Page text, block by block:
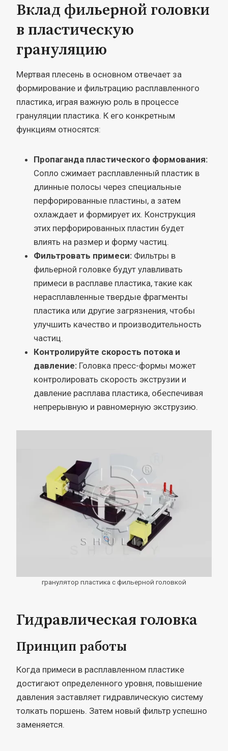
Вклад фильерной головки
в пластическую
грануляцию
Мертвая плесень в основном отвечает за
формирование и фильтрацию расплавленного
пластика, играя важную роль в процессе
грануляции пластика. К его конкретным
функциям относятся:
Пропаганда пластического формования:
Сопло сжимает расплавленный пластик в
длинные полосы через специальные
перфорированные пластины, а затем
охлаждает и формирует их. Конструкция
этих перфорированных пластин будет
влиять на размер и форму частиц.
Фильтровать примеси: Фильтры в
фильерной головке будут улавливать
примеси в расплаве пластика, такие как
нерасплавленные твердые фрагменты
пластика или другие загрязнения, чтобы
улучшить качество и производительность
частиц.
Контролируйте скорость потока и
давление: Головка пресс-формы может
контролировать скорость экструзии и
давление расплава пластика, обеспечивая
непрерывную и равномерную экструзию.
гранулятор пластика с фильерной головкой
Гидравлическая головка
Принцип работы
Когда примеси в расплавленном пластике
достигают определенного уровня, повышение
давления заставляет гидравлическую систему
толкать поршень. Затем новый фильтр успешно
заменяется.